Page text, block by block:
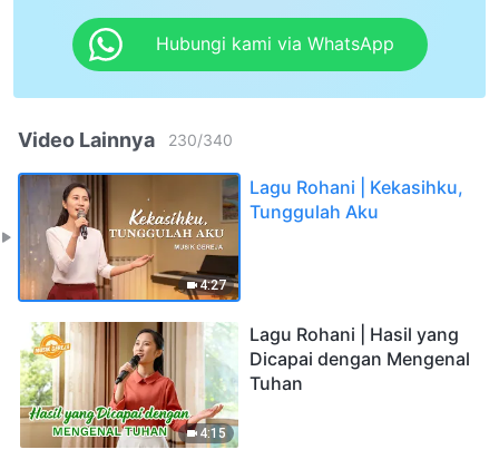
Hubungi kami via WhatsApp
Video Lainnya 230/340
4:27
Lagu Rohani | Kekasihku,
Tunggulah Aku
4:15
Lagu Rohani | Hasil yang
Dicapai dengan Mengenal
Tuhan